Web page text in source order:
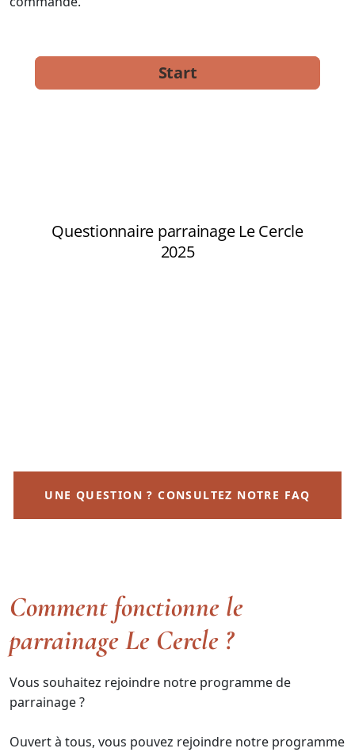
UNE QUESTION ? CONSULTEZ NOTRE FAQ
Comment fonctionne le
parrainage Le Cercle ?
Vous souhaitez rejoindre notre programme de
parrainage ?
Ouvert à tous, vous pouvez rejoindre notre programme